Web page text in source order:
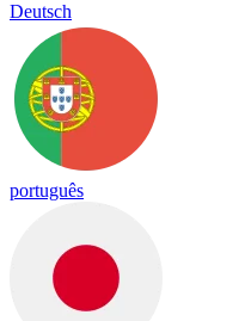
Deutsch
português